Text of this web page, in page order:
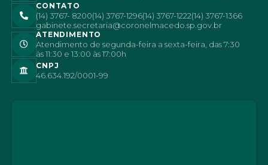
CONTATO
(14) 3767- 8200(14) 3767-1296(14) 3767-1222(14) 3767-1366
gabinete.secretaria@coronelmacedo.sp.gov.br
ATENDIMENTO
Atendimento de segunda-feira a sexta-feira, das 7:30
às 11:30 e 13:00 às 17:00h
CNPJ
46.634.192/0001-99